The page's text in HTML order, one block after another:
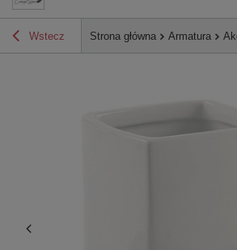
Wstecz Strona główna Armatura